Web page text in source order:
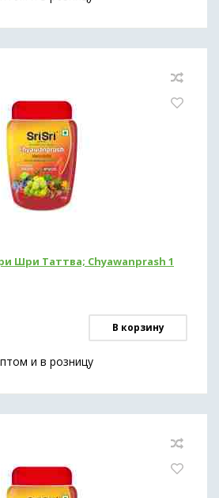
Шри Таттва; Chyawanprash 1
В корзину
и в розницу